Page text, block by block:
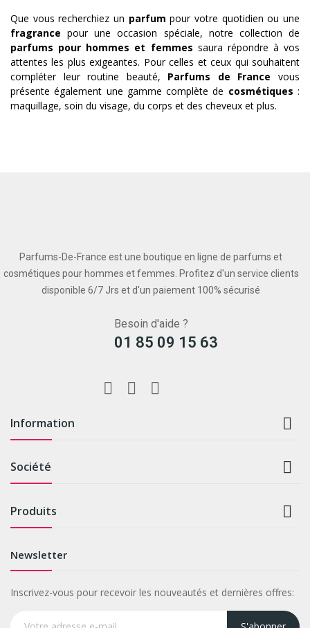
Que vous recherchiez un parfum pour votre quotidien ou une
fragrance pour une occasion spéciale, notre collection de
parfums pour hommes et femmes saura répondre à vos
attentes les plus exigeantes. Pour celles et ceux qui souhaitent
compléter leur routine beauté, Parfums de France vous
présente également une gamme complète de cosmétiques :
maquillage, soin du visage, du corps et des cheveux et plus.
Parfums-De-France est une boutique en ligne de parfums et
cosmétiques pour hommes et femmes. Profitez d'un service clients
disponible 6/7 Jrs et d'un paiement 100% sécurisé
Besoin d'aide ?
01 85 09 15 63
Information 
Société 
Produits 
Newsletter
Inscrivez-vous pour recevoir les nouveautés et dernières offres: